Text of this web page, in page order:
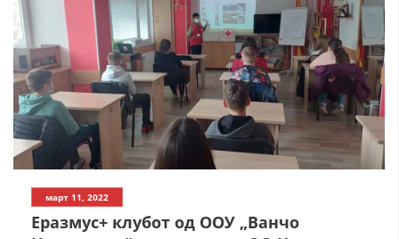
ИСТОРИЈАТ НА ЦКРМ
ИСТОРИЈАТ НА ДВИЖЕЊЕТО
СТРУКТУРА НА ОРГАНИЗАЦИЈАТА
КОНТАКТ ИНФОРМАЦИИ
март 11, 2022
Еразмус+ клубот од ООУ „Ванчо